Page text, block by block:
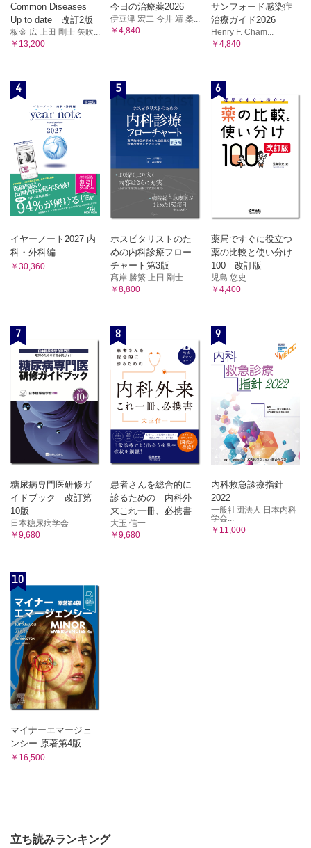
神経障害と圧迫療法
体液の再分配
母趾の退化？
爪白癬の治療ゴールをどこにすべきか
Common Diseases
Up to date 改訂2版
板金 広 上田 剛士 矢吹...
￥13,200
今日の治療薬2026
伊豆津 宏二 今井 靖 桑...
￥4,840
サンフォード感染症
治療ガイド2026
Henry F. Cham...
￥4,840
4
イヤーノート2027 内
科・外科編
￥30,360
5
ホスピタリストのた
めの内科診療フロー
チャート第3版
髙岸 勝繁 上田 剛士
￥8,800
6
薬局ですぐに役立つ
薬の比較と使い分け
100 改訂版
児島 悠史
￥4,400
7
糖尿病専門医研修ガ
イドブック 改訂第
10版
日本糖尿病学会
￥9,680
8
患者さんを総合的に
診るための 内科外
来これ一冊、必携書
大玉 信一
￥9,680
9
内科救急診療指針
2022
一般社団法人 日本内科
学会...
￥11,000
10
マイナーエマージェ
ンシー 原著第4版
￥16,500
立ち読みランキング